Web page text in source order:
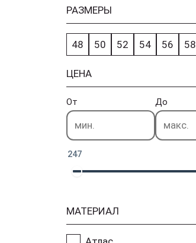
РАЗМЕРЫ
48 50 52 54 56 58
ЦЕНА
От До
247
МАТЕРИАЛ